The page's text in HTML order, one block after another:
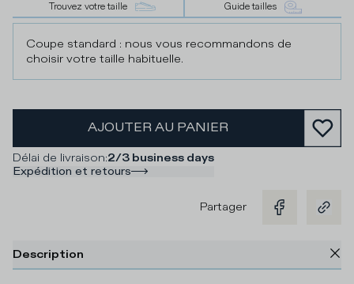
Trouvez votre taille Guide tailles
Coupe standard : nous vous recommandons de
choisir votre taille habituelle.
AJOUTER AU PANIER
Délai de livraison:2/3 business days
Expédition et retours
Partager
Description